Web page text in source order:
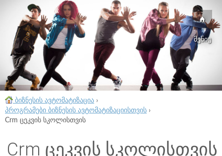
მენიუ
ბიზნესის ავტომატიზაცია ›
პროგრამები ბიზნესის ავტომატიზაციისთვის ›
Crm ცეკვის სკოლისთვის
Crm ცეკვის სკოლისთვის